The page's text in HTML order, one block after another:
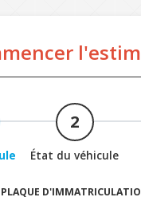
2
État du véhicule
PLAQUE